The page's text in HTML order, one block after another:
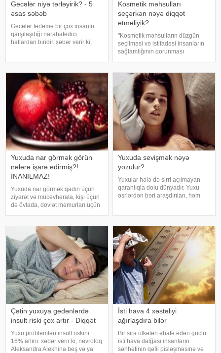
Gecələr niyə tərləyirik? - 5
əsas səbəb
Gecələr tərləmə bir çox insanın
qarşılaşdığı narahatedici
hallardan biridir. xəbər verir ki,
sağlamlıq problemlərinin əlamət
Kosmetik məhsulları
seçərkən nəyə diqqət
etməliyik?
"Kosmetik məhsulların düzgün
seçilməsi və istifadəsi insanların
sağlamlığının qorunması
Səhiyyə Nazirliyinin rəsmi
"Instagram" hesabınd
Yuxuda nar görmək görün
nələrə işarə edirmiş?!
İNANILMAZ!
Yuxuda nar görmək qadın üçün
ziyarət və mücevherata, kişi üçün
də övlada, dövlət məmurları üçün
bərəkətinə, tacir üçün çox quru,
xalq üçün yaxşı bir idarəy
Yuxuda sevişmək nəyə
yozulur?
Yuxular hələ də sirri açılmayan
qaranlıqla dolu dünyadır. Yuxu
əsrlərdən bəri araşdırılan, həm
rəngarəng yuxular bəzən də
cinsəlikl
Çətin yuxuya gedənlərdə
insult riski çox artır - Diqqət
Yuxu problemləri insult riskini
16% artırır. xəbər verir ki, nevroloq
Aleksandra Alekhina beş və ya
İsti hava 4 xəstəliyi
ağırlaşdıra bilər
Bir sıra ölkələri əhatə edən güclü
isti hava dalğası insanların
səhhətinin qəfil pisləşməsinə və